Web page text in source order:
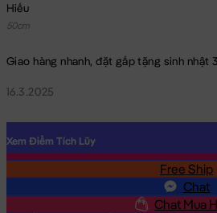
Hiếu
50cm
Giao hàng nhanh, đặt gấp tặng sinh nhật
16.3.2025
Free Ship
Chat
Chat Mua
Xem Điểm Tích Lũy